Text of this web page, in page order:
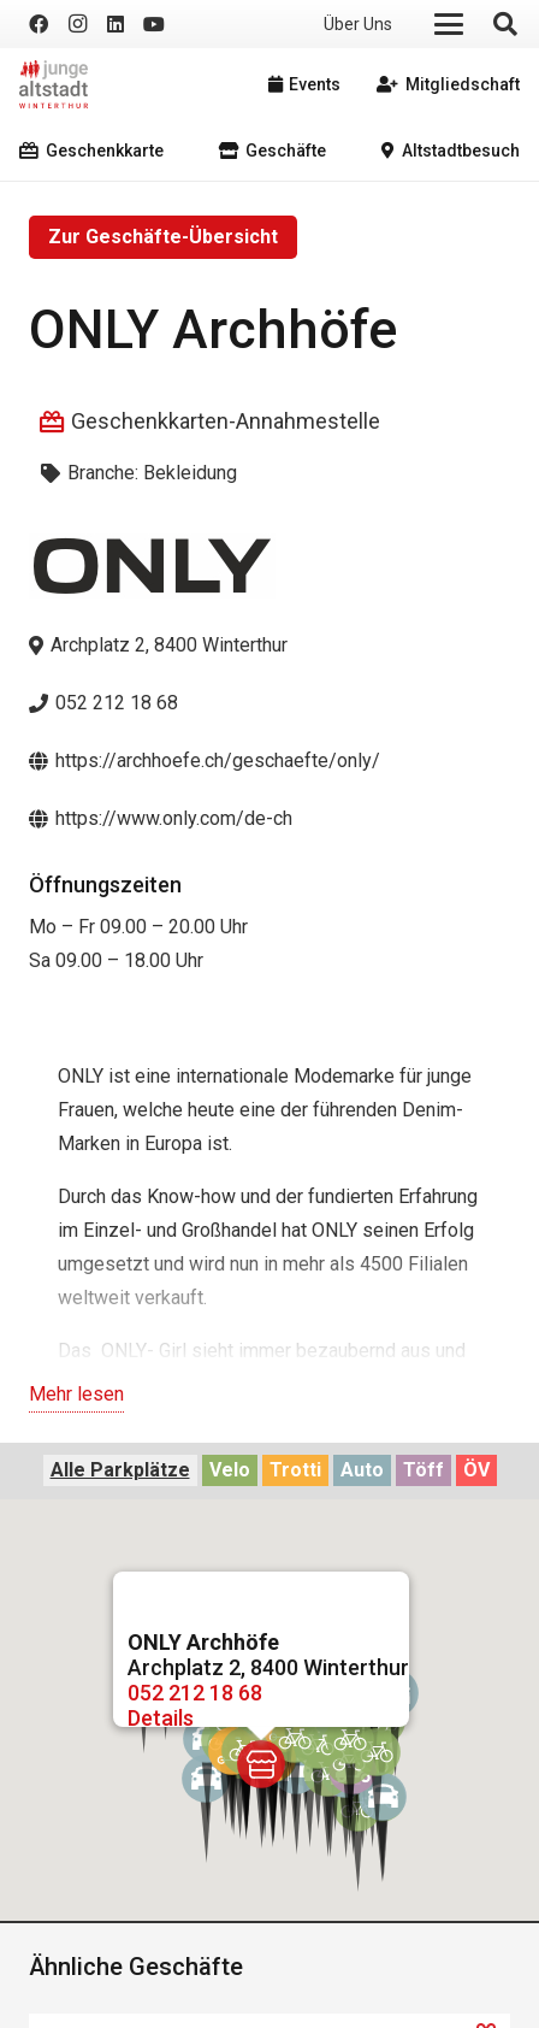
Über Uns
Events Mitgliedschaft
Geschenkkarte Geschäfte Altstadtbesuch
Zur Geschäfte-Übersicht
ONLY Archhöfe
Geschenkkarten-Annahmestelle
Branche: Bekleidung
Archplatz 2, 8400 Winterthur
052 212 18 68
https://archhoefe.ch/geschaefte/only/
https://www.only.com/de-ch
Öffnungszeiten
Mo – Fr 09.00 – 20.00 Uhr
Sa 09.00 – 18.00 Uhr
ONLY ist eine internationale Modemarke für junge
Frauen, welche heute eine der führenden Denim-
Marken in Europa ist.
Durch das Know-how und der fundierten Erfahrung
im Einzel- und Großhandel hat ONLY seinen Erfolg
umgesetzt und wird nun in mehr als 4500 Filialen
weltweit verkauft.
Das ONLY- Girl sieht immer bezaubernd aus und
dies auf eine ganz mühelose Weise. Mode ist ihre
Leidenschaft. Sie definiert sich nicht durch einen
bestimmten Stil sondern erfindet sich immer
wieder aufs Neue, verliert dabei jedoch nie die
Mehr lesen
Alle Parkplätze Velo Trotti Auto Töff ÖV
ONLY Archhöfe
Archplatz 2, 8400 Winterthur
052 212 18 68
Details
Ähnliche Geschäfte